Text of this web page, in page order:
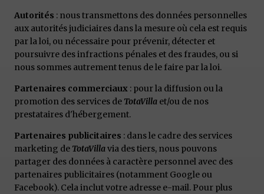
Autorités : nous transmettons des données personnelles
aux autorités judiciaires dans la mesure où cela est requis
par la loi, ou nécessaire pour prévenir, détecter et
poursuivre des infractions pénales et des fraudes, ou si
nous sommes autrement tenus de le faire par la loi.
Partenaires commerciaux : pour la diffusion ou la
promotion des services de TotaVilla et/ou de nos
prestataires d'hébergement.
Partenaires publicitaires : dans le cadre des services
marketing de TotaVillavia des tiers, nous pouvons
partager des données à caractère personnel avec des
partenaires publicitaires (notamment Google ou
Facebook). Cela inclut votre adresse e-mail. Pour plus